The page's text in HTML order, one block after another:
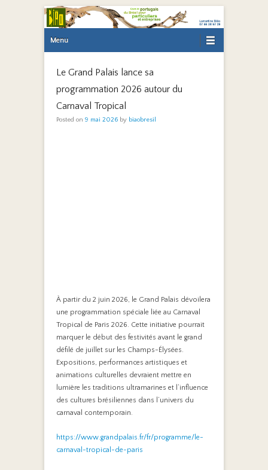
Menu
Le Grand Palais lance sa
programmation 2026 autour du
Carnaval Tropical
Posted on 9 mai 2026 by biaobresil
À partir du 2 juin 2026, le Grand Palais dévoilera
une programmation spéciale liée au Carnaval
Tropical de Paris 2026. Cette initiative pourrait
marquer le début des festivités avant le grand
défilé de juillet sur les Champs-Élysées.
Expositions, performances artistiques et
animations culturelles devraient mettre en
lumière les traditions ultramarines et l’influence
des cultures brésiliennes dans l’univers du
carnaval contemporain.
https://www.grandpalais.fr/fr/programme/le-
carnaval-tropical-de-paris